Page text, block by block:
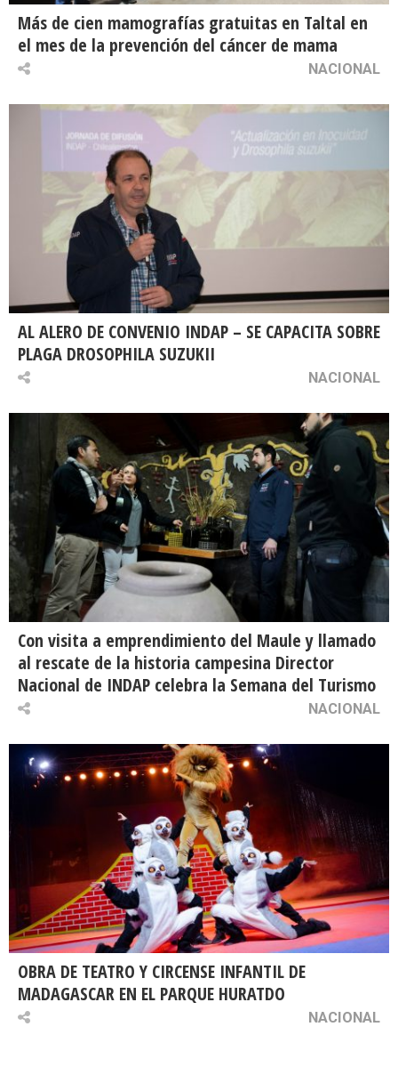
Más de cien mamografías gratuitas en Taltal en
el mes de la prevención del cáncer de mama
NACIONAL
AL ALERO DE CONVENIO INDAP – SE CAPACITA SOBRE
PLAGA DROSOPHILA SUZUKII
NACIONAL
Con visita a emprendimiento del Maule y llamado
al rescate de la historia campesina Director
Nacional de INDAP celebra la Semana del Turismo
NACIONAL
OBRA DE TEATRO Y CIRCENSE INFANTIL DE
MADAGASCAR EN EL PARQUE HURATDO
NACIONAL